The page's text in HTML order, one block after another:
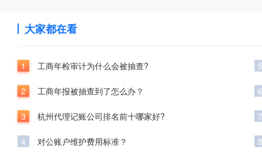
大家都在看
1 工商年检审计为什么会被抽查?
2 工商年报被抽查到了怎么办？
3 杭州代理记账公司排名前十哪家好?
4 对公账户维护费用标准？
5
6
7
8